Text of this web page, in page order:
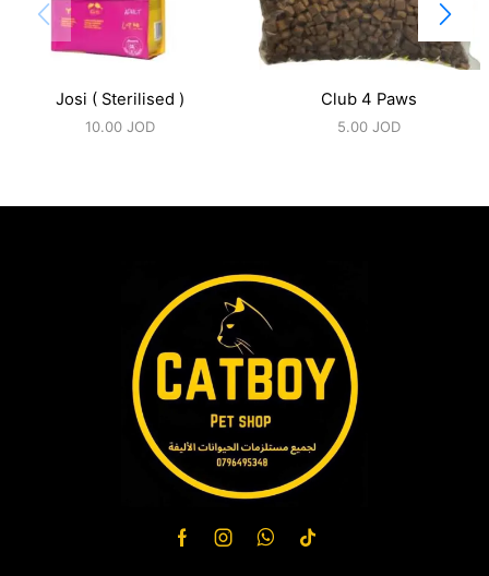
Josi ( Sterilised )
10.00 JOD
Club 4 Paws
5.00JOD